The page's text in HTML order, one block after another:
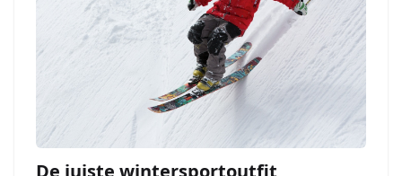
De juiste wintersportoutfit